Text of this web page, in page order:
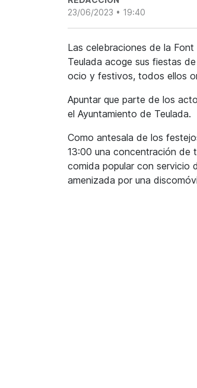
23/06/2023 • 19:40
Las celebraciones de la
Teulada acoge sus fiestas
ocio y festivos, todos ellos
Apuntar que parte de los
el Ayuntamiento de Teulada.
Como antesala de los
13:00 una concentración de
comida popular con servicio
amenizada por una